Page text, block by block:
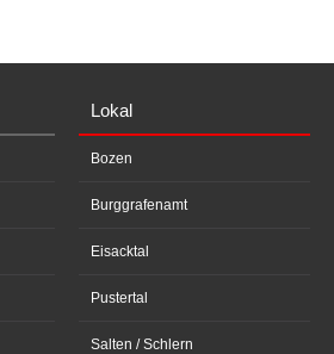
Lokal
Bozen
Burggrafenamt
Eisacktal
Pustertal
Salten / Schlern